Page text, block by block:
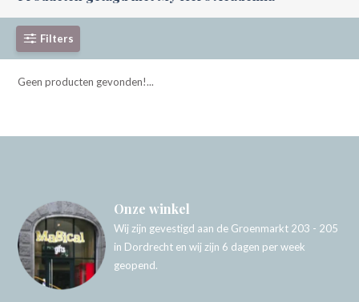
Filters
Geen producten gevonden!...
Onze winkel
Wij zijn gevestigd aan de Groenmarkt 203 - 205
in Dordrecht en wij zijn 6 dagen per week
geopend.